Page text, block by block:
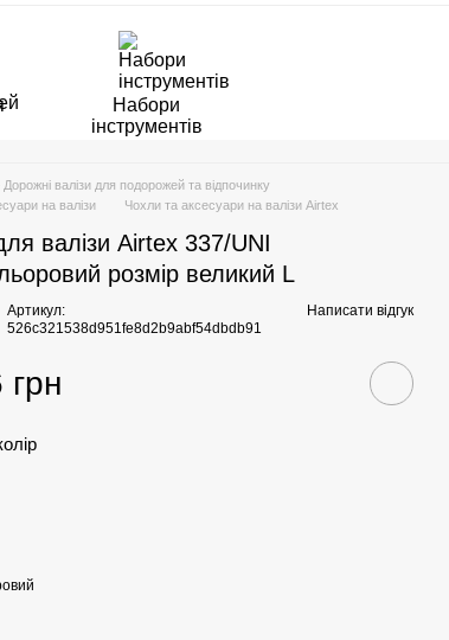
Набори
інструментів
валізи для подорожей та відпочинку
на валізи
Чохли та аксесуари на валізи Airtex
валізи Airtex 337/UNI
розмір великий L
Артикул:
526c321538d951fe8d2b9abf54dbdb91
Написати відгук
грн